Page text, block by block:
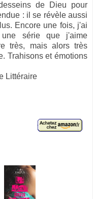
de Dieu pour
: il se révèle aussi
Encore une fois, j'ai
série que j'aime
très, mais alors très
Trahisons et émotions
Littéraire